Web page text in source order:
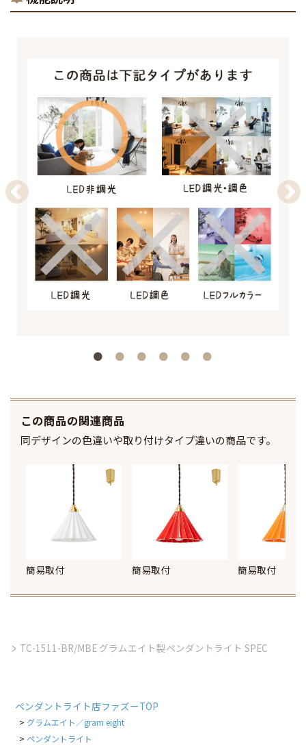
この商品の関連商品
同デザインの色違いや取り付けタイプ違いの商品です。
簡易取付 簡易取付 簡易取付
TC-1511-BR/MBE グラムエイト製ペンダントライト SPEC
ペンダントライト店ファズーTOP
グラムエイト／gram eight
ペンダントライト